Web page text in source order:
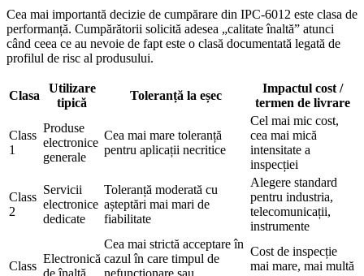
Cea mai importantă decizie de cumpărare din IPC-6012 este clasa de
performanță. Cumpărătorii solicită adesea „calitate înaltă” atunci
când ceea ce au nevoie de fapt este o clasă documentată legată de
profilul de risc al produsului.
Clasa
Utilizare
tipică
Toleranță la eșec
Impactul cost /
termen de livrare
Class
1
Produse
electronice
generale
Cea mai mare toleranță
pentru aplicații necritice
Cel mai mic cost,
cea mai mică
intensitate a
inspecției
Class
2
Servicii
electronice
dedicate
Toleranță moderată cu
așteptări mai mari de
fiabilitate
Alegere standard
pentru industria,
telecomunicații,
instrumente
Class
Electronică
de înaltă
Cea mai strictă acceptare în
cazul în care timpul de
nefuncționare sau
Cost de inspecție
mai mare, mai multă